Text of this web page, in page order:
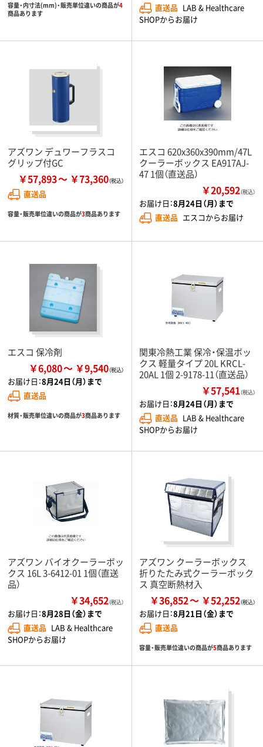
容量・内寸法(mm)・販売単位違いの商品が4
商品あります
直送品 LAB & Healthcare
SHOPからお届け
アズワン デュワーフラスコ
グリップ付GC
￥57,893 ￥73,360
直送品
容量・販売単位違いの商品が3商品あります
エスコ 620x360x390mm/47L
クーラーボックス EA917AJ-
47 1個（直送品）
￥20,592（税込）
お届け日：8月24日（月）まで
直送品 エスコからお届け
エスコ 保冷剤
￥6,080 ￥9,540
お届け日：8月24日（月）まで
直送品
材質・販売単位違いの商品が3商品あります
関東冷熱工業 保冷・保温ボッ
クス 軽量タイプ 20L KRCL-
20AL 1個 2-9178-11（直送品）
￥57,541（税込）
お届け日：8月24日（月）まで
直送品 LAB & Healthcare
SHOPからお届け
アズワン バイオクーラーボッ
クス 16L 3-6412-01 1個（直送
品）
￥34,652（税込）
お届け日：8月28日（金）まで
直送品 LAB & Healthcare
SHOPからお届け
アズワン クーラーボックス
折りたたみ式クーラーボック
ス 真空断熱材入
￥36,852 ￥52,252
お届け日：8月21日（金）まで
直送品
容量・販売単位違いの商品が5商品あります